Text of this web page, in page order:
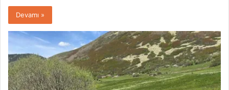
Devamı »